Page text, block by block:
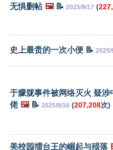
无惧删帖 🖼️📝 2025/9/17 (
史上最贵的一次小便 📝 2025/
于朦胧事件被网络灭火 疑涉
佬 🖼️📝 2025/9/16 (207,208次)
美校园擂台王的崛起与殒落